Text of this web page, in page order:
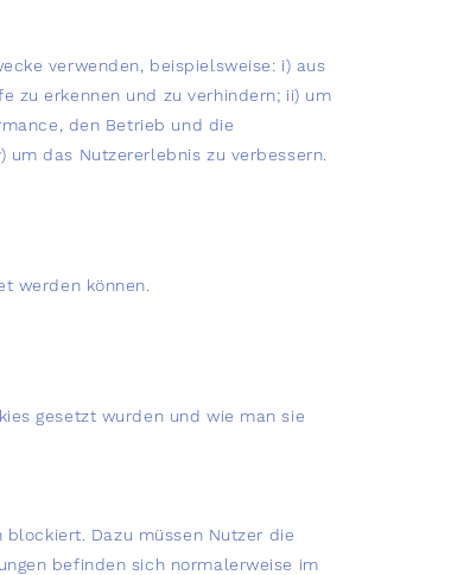
verwenden, beispielsweise: i) aus
zu erkennen und zu verhindern; ii) um
den Betrieb und die
um das Nutzererlebnis zu verbessern.
werden können.
gesetzt wurden und wie man sie
Dazu müssen Nutzer die
befinden sich normalerweise im